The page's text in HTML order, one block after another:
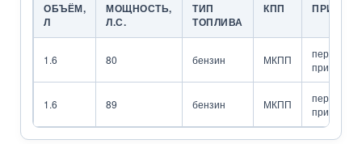
ОБЪЁМ,
Л
МОЩНОСТЬ,
Л.С.
ТИП
ТОПЛИВА
КПП ПРИВОД
1.6 80 бензин МКПП
передний
привод
1.6 89 бензин МКПП
передний
привод